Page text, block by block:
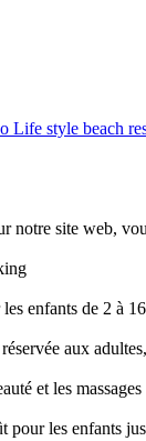
Life style beach
site web,
enfants de 2 à
aux
et les massages
pour les enfants